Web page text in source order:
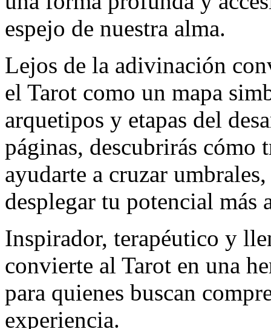
espejo de nuestra alma.
Lejos de la adivinación
el Tarot como un mapa
arquetipos y etapas del
páginas, descubrirás cómo
ayudarte a cruzar
desplegar tu potencial más
Inspirador, terapéutico y
convierte al Tarot en una
para quienes buscan
experiencia.